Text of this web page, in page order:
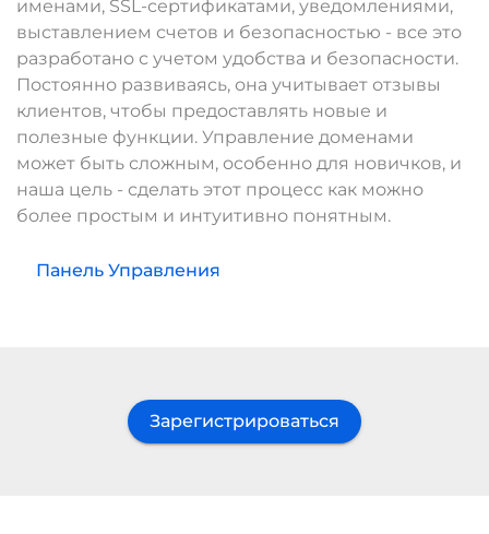
именами, SSL-сертификатами, уведомлениями,
выставлением счетов и безопасностью - все это
разработано с учетом удобства и безопасности.
Постоянно развиваясь, она учитывает отзывы
клиентов, чтобы предоставлять новые и
полезные функции. Управление доменами
может быть сложным, особенно для новичков, и
наша цель - сделать этот процесс как можно
более простым и интуитивно понятным.
Панель Управления
Зарегистрироваться